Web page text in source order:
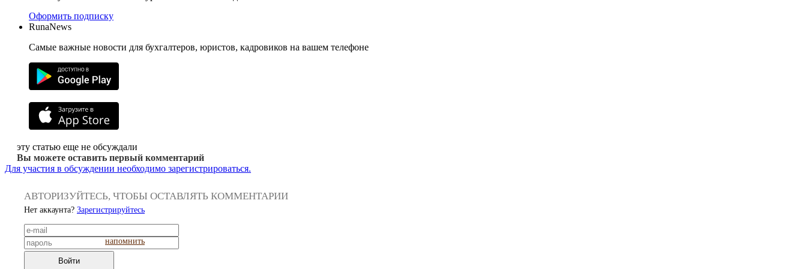
Оформить подписку
RunaNews
Самые важные новости для бухгалтеров, юристов, кадровиков на вашем телефоне
эту статью еще не обсуждали
Вы можете оставить первый комментарий
Для участия в обсуждении необходимо зарегистрироваться.
АВТОРИЗУЙТЕСЬ, ЧТОБЫ ОСТАВЛЯТЬ КОММЕНТАРИИ
Нет аккаунта? Зарегистрируйтесь
напомнить
Войти